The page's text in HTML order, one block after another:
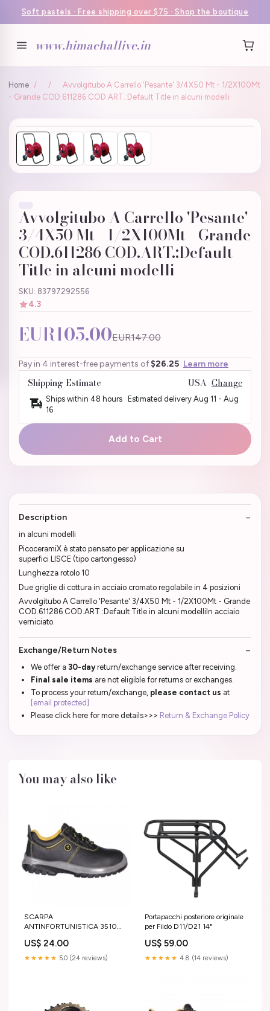
Soft pastels · Free shipping over $75 · Shop the boutique
www.himachallive.in
Home / /
Avvolgitubo A Carrello 'Pesante' 3/4X50 Mt - 1/2X100Mt
- Grande COD.611286 COD.ART.:Default Title in alcuni modelli
Avvolgitubo A Carrello 'Pesante'
3/4X50 Mt - 1/2X100Mt - Grande
COD.611286 COD.ART.:Default
Title in alcuni modelli
SKU: 83797292556
4.3
EUR105.00EUR147.00
Pay in 4 interest-free payments of $26.25 Learn more
Shipping Estimate USA Change
Ships within 48 hours · Estimated delivery Aug 11 - Aug
16
Add to Cart
Description
in alcuni modelli
PicoceramiX è stato pensato per applicazione su
superfici LISCE (tipo cartongesso)
Lunghezza rotolo 10
Due griglie di cottura in acciaio cromato regolabile in 4 posizioni
Avvolgitubo A Carrello 'Pesante' 3/4X50 Mt - 1/2X100Mt - Grande
COD.611286 COD.ART.:Default Title in alcuni modelliIn acciaio
verniciato.
Exchange/Return Notes
We offer a 30-dayreturn/exchange service after receiving.
Final sale items are not eligible for returns or exchanges.
To process your return/exchange, please contact us at
[email protected]
Please click here for more details>>> Return & Exchange Policy
You may also like
SCARPA
ANTINFORTUNISTICA 35100
SRC 46 Forbici a batteria
US$ 24.00
★★★★★ 5.0 (24 reviews)
Portapacchi posteriore originale
per Fiido D11/D21 14"
US$ 59.00
★★★★★ 4.8 (14 reviews)